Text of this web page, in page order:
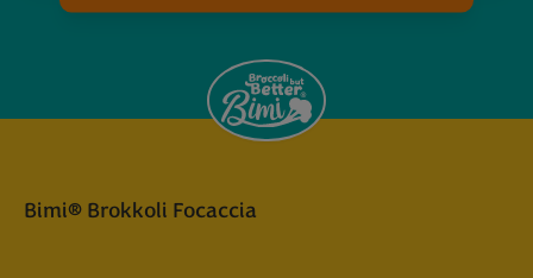
Bimi® Brokkoli Focaccia